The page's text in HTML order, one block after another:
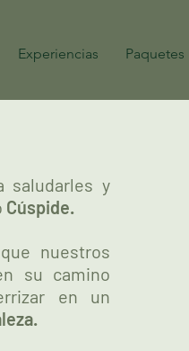
Experiencias Paquetes
saludarles y
Cúspide.
nuestros
su camino
en un